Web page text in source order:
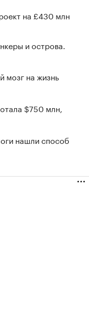
на £430 млн
и острова.
мозг на жизнь
$750 млн,
нашли способ